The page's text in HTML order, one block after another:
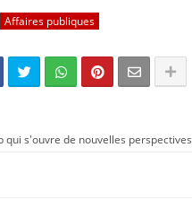
Affaires publiques
qui s'ouvre de nouvelles perspectives